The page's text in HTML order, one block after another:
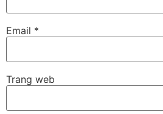
Email *
Trang web